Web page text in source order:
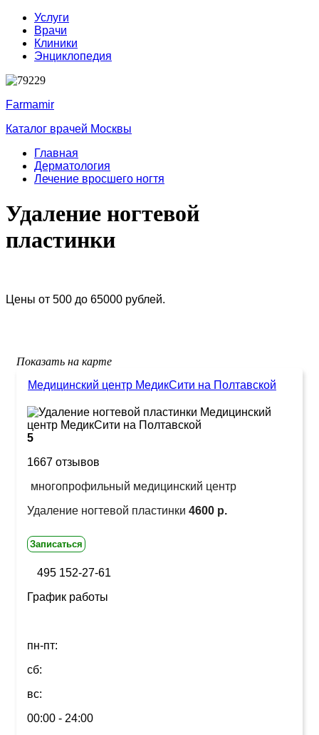
Услуги
Врачи
Клиники
Энциклопедия
Farmamir
Каталог врачей Москвы
Главная
Дерматология
Лечение вросшего ногтя
Удаление ногтевой
пластинки
Цены от 500 до 65000 рублей.
Показать на карте
Медицинский центр МедикСити на Полтавской
5
1667 отзывов
многопрофильный медицинский центр
Удаление ногтевой пластинки 4600 р.
Записаться
495 152-27-61
График работы
пн-пт:
сб:
вс:
00:00 - 24:00